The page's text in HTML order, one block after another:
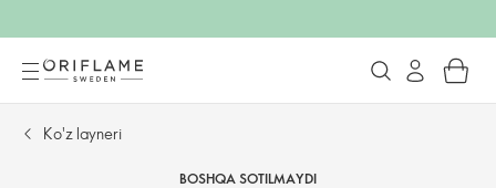
Ko'z layneri
BOSHQA SOTILMAYDI